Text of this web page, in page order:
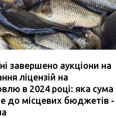
завершено аукціони на
ліцензій на
в 2024 році: яка сума
до місцевих бюджетів -